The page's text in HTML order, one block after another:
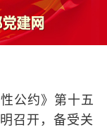
公约》第十五
召开，备受关